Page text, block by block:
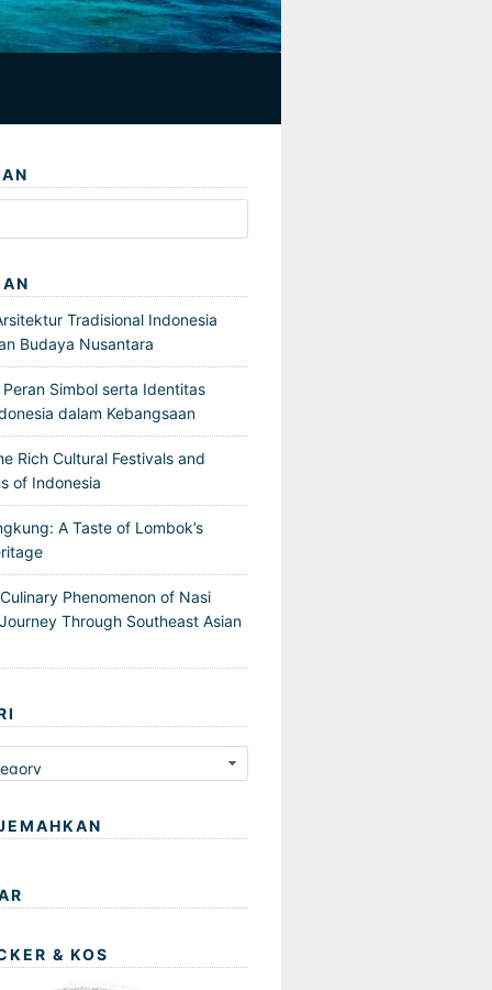
Tradisional Indonesia
Budaya Nusantara
Simbol serta Identitas
dalam Kebangsaan
Rich Cultural Festivals and
of Indonesia
A Taste of Lombok’s
Phenomenon of Nasi
Through Southeast Asian
& KOS